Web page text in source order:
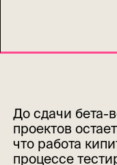
До сдачи бета-
проектов
что работа
процессе